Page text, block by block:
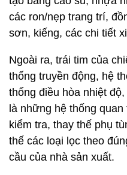
các ron/nẹp trang trí,
sơn, kiếng, các chi tiết
Ngoài ra, trái tim của
thống truyền động, hệ
thống điều hòa nhiệt
là những hệ thống
kiểm tra, thay thế phụ
thế các loại lọc theo
cầu của nhà sản xuất.